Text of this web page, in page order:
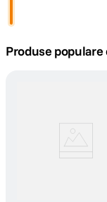
4. peak
Produse